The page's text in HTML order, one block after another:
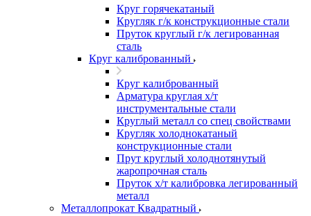
Круг горячекатаный
Кругляк г/к конструкционные стали
Пруток круглый г/к легированная
сталь
Круг калиброванный
Круг калиброванный
Арматура круглая х/т
инструментальные стали
Круглый металл со спец свойствами
Кругляк холоднокатаный
конструкционные стали
Прут круглый холоднотянутый
жаропрочная сталь
Пруток х/т калибровка легированный
металл
Металлопрокат Квадратный